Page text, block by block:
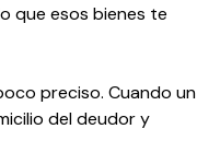
que esos bienes te
preciso. Cuando un
del deudor y